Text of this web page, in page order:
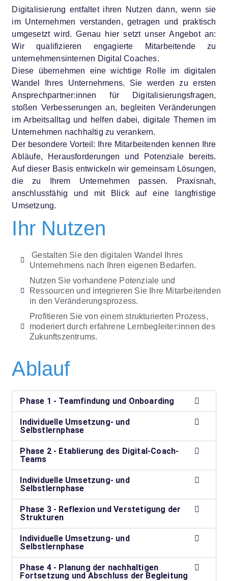
Digitalisierung entfaltet ihren Nutzen dann, wenn sie
im Unternehmen verstanden, getragen und praktisch
umgesetzt wird. Genau hier setzt unser Angebot an:
Wir qualifizieren engagierte Mitarbeitende zu
unternehmensinternen Digital Coaches.
Diese übernehmen eine wichtige Rolle im digitalen
Wandel Ihres Unternehmens. Sie werden zu ersten
Ansprechpartner:innen für Digitalisierungsfragen,
stoßen Verbesserungen an, begleiten Veränderungen
im Arbeitsalltag und helfen dabei, digitale Themen im
Unternehmen nachhaltig zu verankern.
Der besondere Vorteil: Ihre Mitarbeitenden kennen Ihre
Abläufe, Herausforderungen und Potenziale bereits.
Auf dieser Basis entwickeln wir gemeinsam Lösungen,
die zu Ihrem Unternehmen passen. Praxisnah,
anschlussfähig und mit Blick auf eine langfristige
Umsetzung.
Ihr Nutzen
​ Gestalten Sie den digitalen Wandel Ihres
Unternehmens nach Ihren eigenen Bedarfen.
Nutzen Sie vorhandene Potenziale und
Ressourcen und integrieren Sie Ihre Mitarbeitenden
in den Veränderungsprozess.
Profitieren Sie von einem strukturierten Prozess,
moderiert durch erfahrene Lernbegleiter:innen des
Zukunftszentrums.
Ablauf
Phase 1 - Teamfindung und Onboarding
Individuelle Umsetzung- und
Selbstlernphase
Phase 2 - Etablierung des Digital-Coach-
Teams
Individuelle Umsetzung- und
Selbstlernphase
Phase 3 - Reflexion und Verstetigung der
Strukturen
Individuelle Umsetzung- und
Selbstlernphase
Phase 4 - Planung der nachhaltigen
Fortsetzung und Abschluss der Begleitung